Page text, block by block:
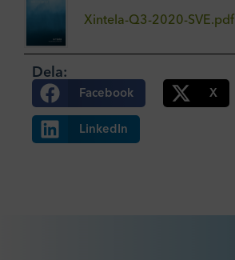
Xintela-Q3-2020-SVE.pdf
Dela:
Facebook X
LinkedIn